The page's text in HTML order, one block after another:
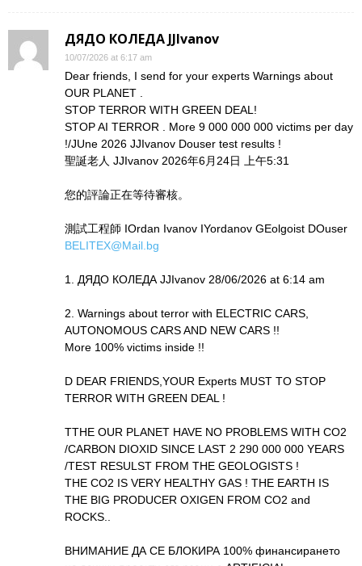
ДЯДО КОЛЕДА JJIvanov
10/07/2026 at 6:17 am
Dear friends, I send for your experts Warnings about
OUR PLANET .
STOP TERROR WITH GREEN DEAL!
STOP AI TERROR . More 9 000 000 000 victims per day
!/JUne 2026 JJIvanov Douser test results !
聖誕老人 JJIvanov 2026年6月24日 上午5:31
您的評論正在等待審核。
測試工程師 IOrdan Ivanov IYordanov GEolgoist DOuser
BELITEX@Mail.bg
1. ДЯДО КОЛЕДА JJIvanov 28/06/2026 at 6:14 am
2. Warnings about terror with ELECTRIC CARS,
AUTONOMOUS CARS AND NEW CARS !!
More 100% victims inside !!
D DEAR FRIENDS,YOUR Experts MUST TO STOP
TERROR WITH GREEN DEAL !
TTHE OUR PLANET HAVE NO PROBLEMS WITH CO2
/CARBON DIOXID SINCE LAST 2 290 000 000 YEARS
/TEST RESULST FROM THE GEOLOGISTS !
THE CO2 IS VERY HEALTHY GAS ! THE EARTH IS
THE BIG PRODUCER OXIGEN FROM CO2 and
ROCKS..
ВНИМАНИЕ ДА СЕ БЛОКИРА 100% финансирането